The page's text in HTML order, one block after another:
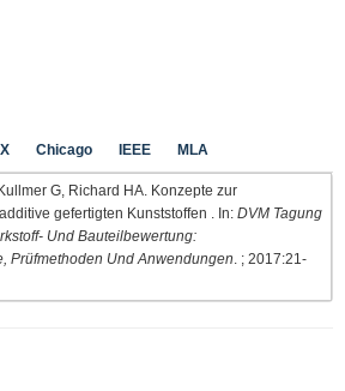
Chicago IEEE MLA
G, Richard HA. Konzepte zur
gefertigten Kunststoffen . In: DVM Tagung
Und Bauteilbewertung:
Prüfmethoden Und Anwendungen . ; 2017:21-